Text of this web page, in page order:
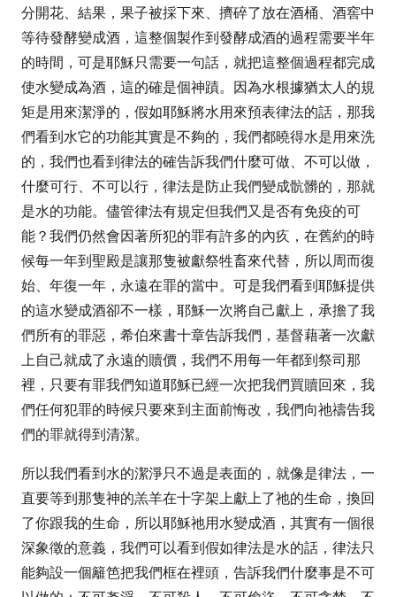
分開花、結果，果子被採下來、擠碎了放在酒桶、酒窖中
等待發酵變成酒，這整個製作到發酵成酒的過程需要半年
的時間，可是耶穌只需要一句話，就把這整個過程都完成
使水變成為酒，這的確是個神蹟。因為水根據猶太人的規
矩是用來潔淨的，假如耶穌將水用來預表律法的話，那我
們看到水它的功能其實是不夠的，我們都曉得水是用來洗
的，我們也看到律法的確告訴我們什麼可做、不可以做，
什麼可行、不可以行，律法是防止我們變成骯髒的，那就
是水的功能。儘管律法有規定但我們又是否有免疫的可
能？我們仍然會因著所犯的罪有許多的內疚，在舊約的時
候每一年到聖殿是讓那隻被獻祭牲畜來代替，所以周而復
始、年復一年，永遠在罪的當中。可是我們看到耶穌提供
的這水變成酒卻不一樣，耶穌一次將自己獻上，承擔了我
們所有的罪惡，希伯來書十章告訴我們，基督藉著一次獻
上自己就成了永遠的贖價，我們不用每一年都到祭司那
裡，只要有罪我們知道耶穌已經一次把我們買贖回來，我
們任何犯罪的時候只要來到主面前悔改，我們向祂禱告我
們的罪就得到清潔。
所以我們看到水的潔淨只不過是表面的，就像是律法，一
直要等到那隻神的羔羊在十字架上獻上了祂的生命，換回
了你跟我的生命，所以耶穌祂用水變成酒，其實有一個很
深象徵的意義，我們可以看到假如律法是水的話，律法只
能夠設一個籬笆把我們框在裡頭，告訴我們什麼事是不可